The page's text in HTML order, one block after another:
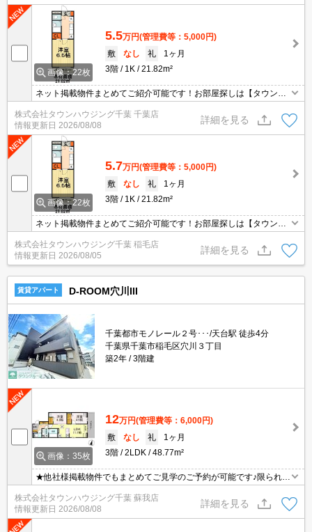
画像：22枚
5.5万円(管理費等：5,000円)
敷
なし 礼
1ヶ月
3階
1K 21.82m²
ネット掲載物件まとめてご紹介可能です！お部屋探しは【タウンハ
ウジング】にお任せください！※オンライン内見・現地待ち合わせ
は事前にご相談ください。
株式会社タウンハウジング千葉 千葉店
情報更新日 2026/08/08
詳細を見る
画像：22枚
5.7万円(管理費等：5,000円)
敷
なし 礼
1ヶ月
3階
1K 21.82m²
ネット掲載物件まとめてご紹介可能です！お部屋探しは【タウンハ
ウジング】にお任せください！※オンライン内見・現地待ち合わせ
は事前にご相談ください。
株式会社タウンハウジング千葉 稲毛店
情報更新日 2026/08/05
詳細を見る
賃貸アパート D-ROOM穴川III
千葉都市モノレール２号･･･/天台駅 徒歩4分
千葉県千葉市稲毛区穴川３丁目
築2年
3階建
画像：35枚
12万円(管理費等：6,000円)
敷
なし 礼
1ヶ月
3階
2LDK 48.77m²
★他社様掲載物件でもまとめてご見学のご予約が可能です♪限られた
お時間の中で効率よくお部屋探しができるようにお手伝いさせてい
ただきます！お気軽にお問合せ下さい♪
株式会社タウンハウジング千葉 蘇我店
情報更新日 2026/08/08
詳細を見る